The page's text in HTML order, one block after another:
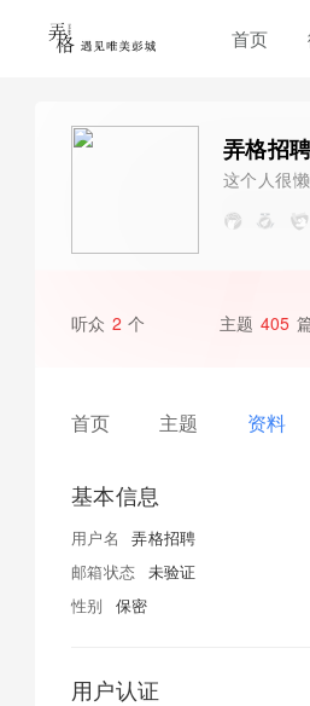
首页
弄格招
这个人很
听众 2 个 主题 405
首页 主题 资料
基本信息
用户名 弄格招聘
邮箱状态 未验证
性别
保密
用户认证